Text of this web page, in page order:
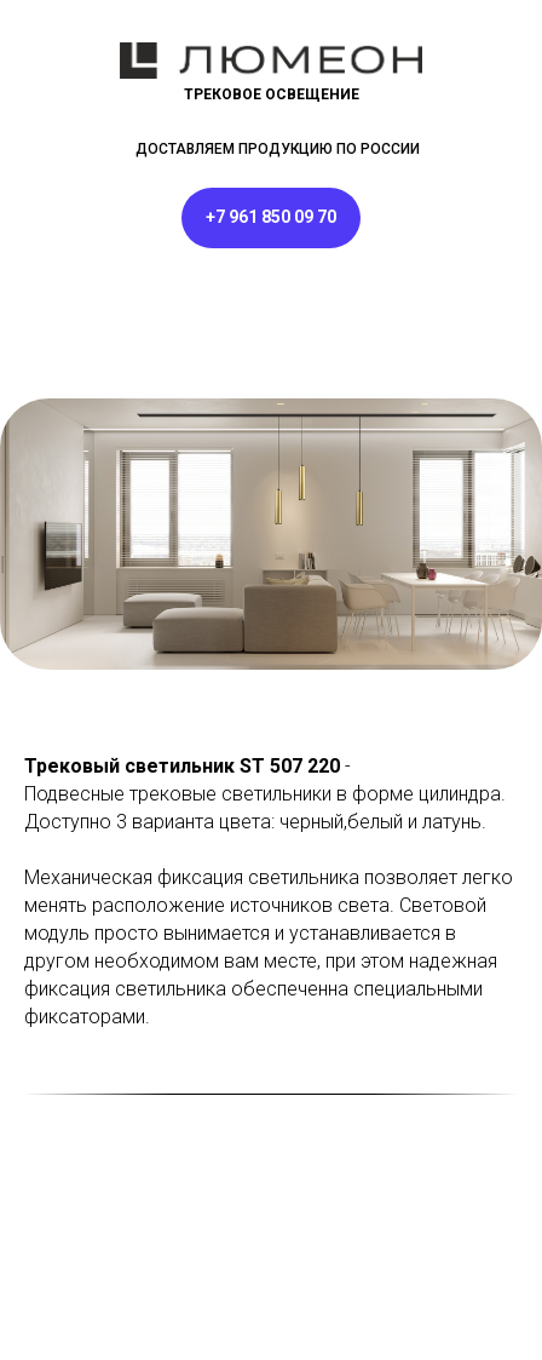
ТРЕКОВОЕ ОСВЕЩЕНИЕ
ДОСТАВЛЯЕМ ПРОДУКЦИЮ ПО РОССИИ
+7 961 850 09 70
Трековый светильник ST 507 220 -
Подвесные трековые светильники в форме цилиндра.
Доступно 3 варианта цвета: черный,белый и латунь.
Механическая фиксация светильника позволяет легко
менять расположение источников света. Световой
модуль просто вынимается и устанавливается в
другом необходимом вам месте, при этом надежная
фиксация светильника обеспеченна специальными
фиксаторами.